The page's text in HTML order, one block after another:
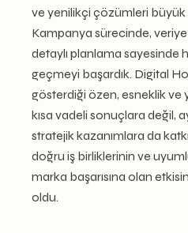
ve yenilikçi çözümleri büyük
Kampanya sürecinde, veriye
detaylı planlama sayesinde
geçmeyi başardık. Digital
gösterdiği özen, esneklik ve
kısa vadeli sonuçlara değil,
stratejik kazanımlara da
doğru iş birliklerinin ve
marka başarısına olan
oldu.